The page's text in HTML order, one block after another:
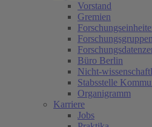
Vorstand
Gremien
Forschungsgruppen
Büro Berlin
Nicht-
Stabsstelle
Organigramm
Karriere
Jobs